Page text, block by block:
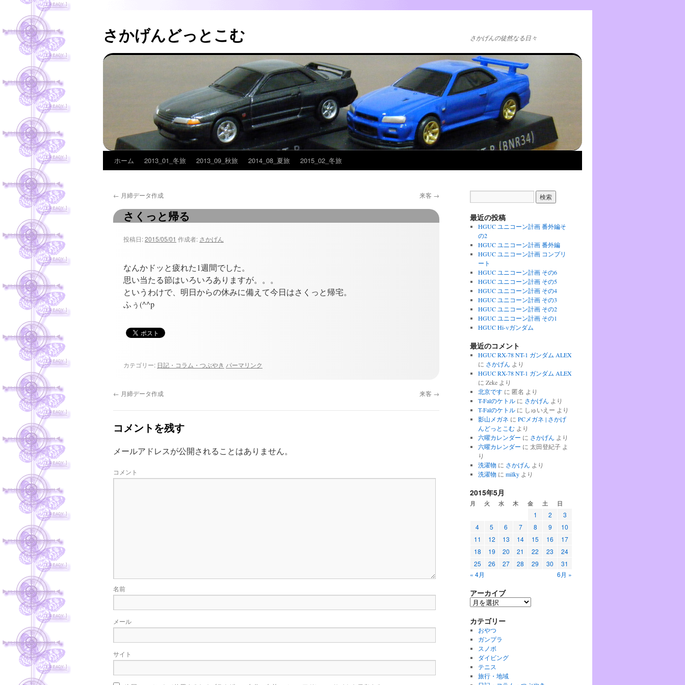
さかげんどっとこむ さかげんの徒然なる日々
テ
ン
ホーム 2013_01_冬旅 2013_09_秋旅 2014_08_夏旅 2015_02_冬旅
← 月締データ作成 来客 →
さくっと帰る
投稿日:2015/05/01 作成者: さかげん
なんかドッと疲れた1週間でした。
思い当たる節はいろいろありますが。。。
というわけで、明日からの休みに備えて今日はさくっと帰宅。
ふぅ(^^p
カテゴリー: 日記・コラム・つぶやき パーマリンク
← 月締データ作成 来客 →
コメントを残す
メールアドレスが公開されることはありません。
コメント
名前
メール
サイト
最近の投稿
HGUC ユニコーン計画 番外編そ
の2
HGUC ユニコーン計画 番外編
HGUC ユニコーン計画 コンプリ
ート
HGUC ユニコーン計画 その6
HGUC ユニコーン計画 その5
HGUC ユニコーン計画 その4
HGUC ユニコーン計画 その3
HGUC ユニコーン計画 その2
HGUC ユニコーン計画 その1
HGUC Hi-νガンダム
最近のコメント
HGUC RX-78 NT-1 ガンダム ALEX
に さかげん より
HGUC RX-78 NT-1 ガンダム ALEX
に Zekeより
北京ですに 匿名 より
T-Falのケトルに さかげん より
T-Falのケトルに しゅいえー より
影山メガネ に PCメガネ | さかげ
んどっとこむより
六曜カレンダー に さかげん より
六曜カレンダー に 太田登紀子よ
り
洗濯物 に さかげん より
洗濯物 に milkyより
2015年5月
月 火 水 木 金 土 日
« 4月 6月 »
1 2
3
4
5 6 7 8 9
10
11
12 13 14 15 16
17
18
19 20 21 22 23
24
25
26 27 28 29 30 31
アーカイブ
ア
カ
イ
ブ
カテゴリー
おやつ
ガンプラ
スノボ
ダイビング
テニス
旅行・地域